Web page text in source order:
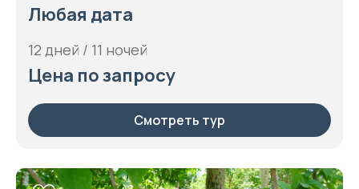
Любая дата
12 дней / 11 ночей
Цена по запросу
Смотреть тур